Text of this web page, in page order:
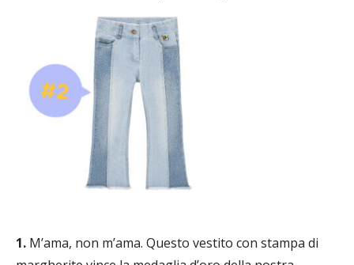
1. M’ama, non m’ama. Questo vestito con stampa di